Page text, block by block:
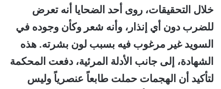
خلال التحقيقات، روى أحد الضحايا أنه تعرض
للضرب دون أي إنذار، وأنه شعر وكأن وجوده في
السويد غير مرغوب فيه بسبب لون بشرته. هذه
الشهادة، إلى جانب الأدلة المرئية، دفعت المحكمة
لتأكيد أن الهجمات حملت طابعاً عنصرياً وليس